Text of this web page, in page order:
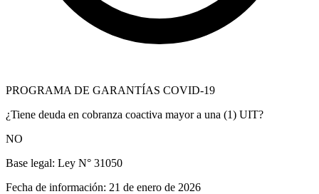
PROGRAMA DE GARANTÍAS COVID-19
¿Tiene deuda en cobranza coactiva mayor a una (1) UIT?
NO
Base legal: Ley N° 31050
Fecha de información: 21 de enero de 2026